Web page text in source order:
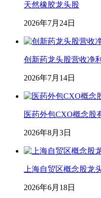
天然橡胶龙头股
2026年7月24日
创新药龙头股营收净
2026年7月14日
医药外包CXO概念股
2026年8月3日
上海自贸区概念股龙
2026年6月18日